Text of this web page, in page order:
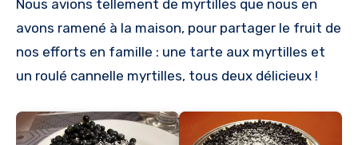
Nous avions tellement de myrtilles que nous en
avons ramené à la maison, pour partager le fruit de
nos efforts en famille : une tarte aux myrtilles et
un roulé cannelle myrtilles, tous deux délicieux !